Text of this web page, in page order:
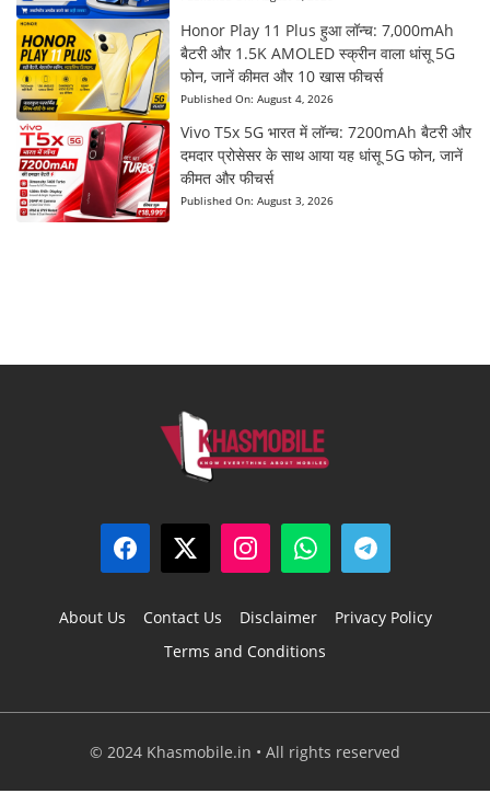
Honor Play 11 Plus हुआ लॉन्च: 7,000mAh
बैटरी और 1.5K AMOLED स्क्रीन वाला धांसू 5G
फोन, जानें कीमत और 10 खास फीचर्स
Published On: August 4, 2026
Vivo T5x 5G भारत में लॉन्च: 7200mAh बैटरी और
दमदार प्रोसेसर के साथ आया यह धांसू 5G फोन, जानें
कीमत और फीचर्स
Published On: August 3, 2026
About Us Contact Us Disclaimer
Privacy Policy
Terms and Conditions
© 2024 Khasmobile.in • All rights reserved